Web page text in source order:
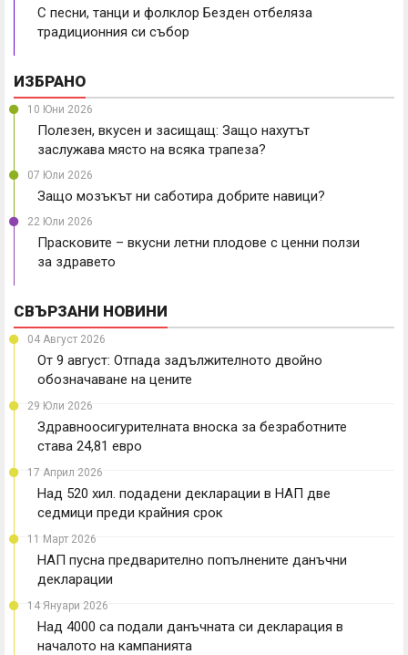
С песни, танци и фолклор Безден отбеляза
традиционния си събор
ИЗБРАНО
10 Юни 2026
Полезен, вкусен и засищащ: Защо нахутът
заслужава място на всяка трапеза?
07 Юли 2026
Защо мозъкът ни саботира добрите навици?
22 Юли 2026
Прасковите – вкусни летни плодове с ценни ползи
за здравето
СВЪРЗАНИ НОВИНИ
04 Август 2026
От 9 август: Отпада задължителното двойно
обозначаване на цените
29 Юли 2026
Здравноосигурителната вноска за безработните
става 24,81 евро
17 Април 2026
Над 520 хил. подадени декларации в НАП две
седмици преди крайния срок
11 Март 2026
НАП пусна предварително попълнените данъчни
декларации
14 Януари 2026
Над 4000 са подали данъчната си декларация в
началото на кампанията